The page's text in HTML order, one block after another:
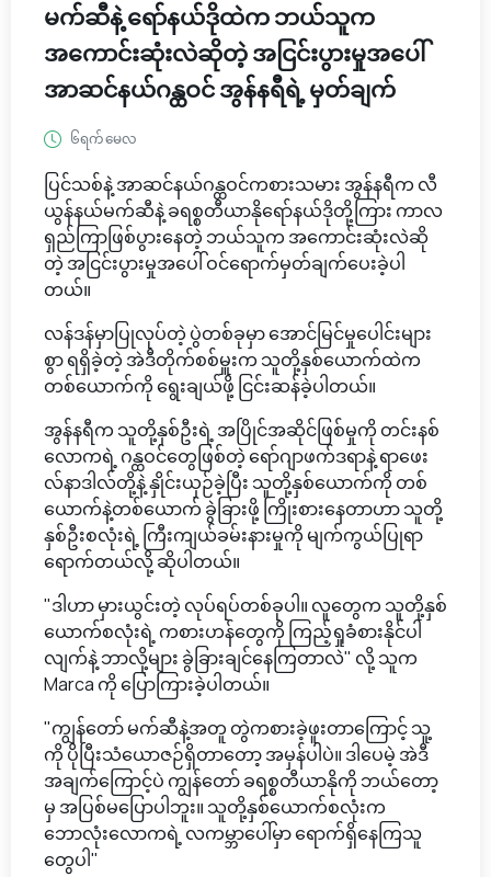
မက်ဆီနဲ့ ရော်နယ်ဒိုထဲက ဘယ်သူက
အကောင်းဆုံးလဲဆိုတဲ့ အငြင်းပွားမှုအပေါ်
အာဆင်နယ်ဂန္ထဝင် အွန်နရီရဲ့ မှတ်ချက်
၆ရက် မေလ
ပြင်သစ်နဲ့ အာဆင်နယ်ဂန္ထဝင်ကစားသမား အွန်နရီက လီ
ယွန်နယ်မက်ဆီနဲ့ ခရစ္စတီယာနိုရော်နယ်ဒိုတို့ကြား ကာလ
ရှည်ကြာဖြစ်ပွားနေတဲ့ ဘယ်သူက အကောင်းဆုံးလဲဆို
တဲ့ အငြင်းပွားမှုအပေါ် ဝင်ရောက်မှတ်ချက်ပေးခဲ့ပါ
တယ်။
လန်ဒန်မှာပြုလုပ်တဲ့ ပွဲတစ်ခုမှာ အောင်မြင်မှုပေါင်းများ
စွာ ရရှိခဲ့တဲ့ အဲဒီတိုက်စစ်မှူးက သူတို့နှစ်ယောက်ထဲက
တစ်ယောက်ကို ရွေးချယ်ဖို့ ငြင်းဆန်ခဲ့ပါတယ်။
အွန်နရီက သူတို့နှစ်ဦးရဲ့ အပြိုင်အဆိုင်ဖြစ်မှုကို တင်းနစ်
လောကရဲ့ ဂန္ထဝင်တွေဖြစ်တဲ့ ရော်ဂျာဖက်ဒရာနဲ့ ရာဖေး
လ်နာဒါလ်တို့နဲ့ နှိုင်းယှဉ်ခဲ့ပြီး သူတို့နှစ်ယောက်ကို တစ်
ယောက်နဲ့တစ်ယောက် ခွဲခြားဖို့ ကြိုးစားနေတာဟာ သူတို့
နှစ်ဦးစလုံးရဲ့ ကြီးကျယ်ခမ်းနားမှုကို မျက်ကွယ်ပြုရာ
ရောက်တယ်လို့ ဆိုပါတယ်။
"ဒါဟာ မှားယွင်းတဲ့ လုပ်ရပ်တစ်ခုပါ။ လူတွေက သူတို့နှစ်
ယောက်စလုံးရဲ့ ကစားဟန်တွေကို ကြည့်ရှုခံစားနိုင်ပါ
လျက်နဲ့ ဘာလို့များ ခွဲခြားချင်နေကြတာလဲ" လို့ သူက
Marca ကို ပြောကြားခဲ့ပါတယ်။
"ကျွန်တော် မက်ဆီနဲ့အတူ တွဲကစားခဲ့ဖူးတာကြောင့် သူ့
ကို ပိုပြီးသံယောဇဉ်ရှိတာတော့ အမှန်ပါပဲ။ ဒါပေမဲ့ အဲဒီ
အချက်ကြောင့်ပဲ ကျွန်တော် ခရစ္စတီယာနိုကို ဘယ်တော့
မှ အပြစ်မပြောပါဘူး။ သူတို့နှစ်ယောက်စလုံးက
ဘောလုံးလောကရဲ့ လကမ္ဘာပေါ်မှာ ရောက်ရှိနေကြသူ
တွေပါ"